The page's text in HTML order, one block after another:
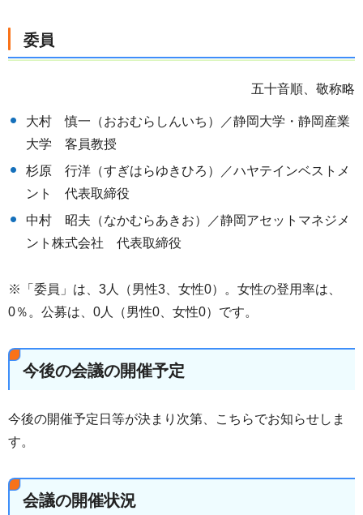
委員
五十音順、敬称略
大村 慎一（おおむらしんいち）／静岡大学・静岡産業
大学 客員教授
杉原 行洋（すぎはらゆきひろ）／ハヤテインベストメ
ント 代表取締役
中村 昭夫（なかむらあきお）／静岡アセットマネジメ
ント株式会社 代表取締役
※「委員」は、3人（男性3、女性0）。女性の登用率は、
0％。公募は、0人（男性0、女性0）です。
今後の会議の開催予定
今後の開催予定日等が決まり次第、こちらでお知らせしま
す。
会議の開催状況